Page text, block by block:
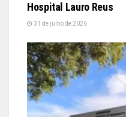
Hospital Lauro Reus
31 de julho de 2026